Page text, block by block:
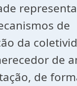
de
da
de
de